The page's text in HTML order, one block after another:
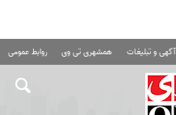
آگهی و تبلیغات همشهری تی وی روابط عمومی